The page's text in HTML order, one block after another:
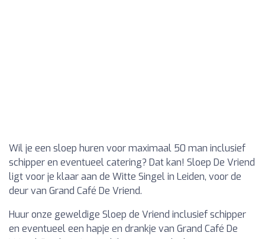
Wil je een sloep huren voor maximaal 50 man inclusief
schipper en eventueel catering? Dat kan! Sloep De Vriend
ligt voor je klaar aan de Witte Singel in Leiden, voor de
deur van Grand Café De Vriend.
Huur onze geweldige Sloep de Vriend inclusief schipper
en eventueel een hapje en drankje van Grand Café De